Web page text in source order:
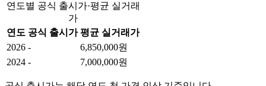
연도별 공식 출시가·평균 실거래
가
연도 공식 출시가 평균 실거래가
2026 -
6,850,000원
2024 - 7,000,000원